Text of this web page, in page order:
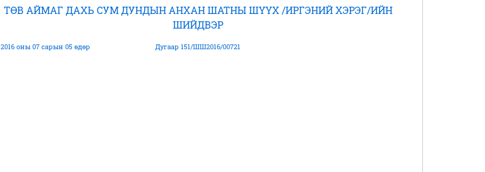
ТӨВ АЙМАГ ДАХЬ СУМ ДУНДЫН АНХАН ШАТНЫ ШҮҮХ /ИРГЭНИЙ ХЭРЭГ/ИЙН
ШИЙДВЭР
2016 оны 07 сарын 05 өдөр Дугаар 151/ШШ2016/00721